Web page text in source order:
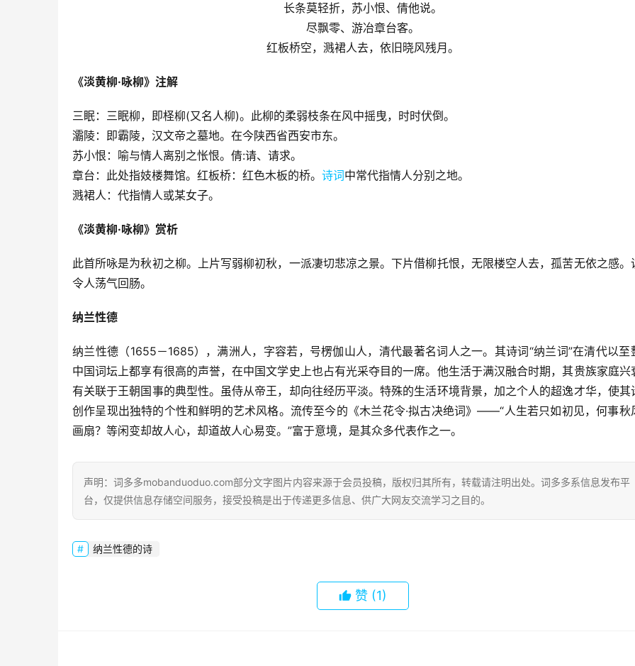
长条莫轻折，苏小恨、倩他说。
尽飘零、游冶章台客。
红板桥空，溅裙人去，依旧晓风残月。
《淡黄柳·咏柳》注解
三眠：三眠柳，即柽柳(又名人柳)。此柳的柔弱枝条在风中摇曳，时时伏倒。
灞陵：即霸陵，汉文帝之墓地。在今陕西省西安市东。
苏小恨：喻与情人离别之怅恨。倩:请、请求。
章台：此处指妓楼舞馆。红板桥：红色木板的桥。 诗词中常代指情人分别之地。
溅裙人：代指情人或某女子。
《淡黄柳·咏柳》赏析
此首所咏是为秋初之柳。上片写弱柳初秋，一派凄切悲凉之景。下片借柳托恨，无限楼空人去，孤苦无依之感。
令人荡气回肠。
纳兰性德
纳兰性德（1655－1685），满洲人，字容若，号楞伽山人，清代最著名词人之一。其诗词“纳兰词”在清代以至
中国词坛上都享有很高的声誉，在中国文学史上也占有光采夺目的一席。他生活于满汉融合时期，其贵族家庭兴
有关联于王朝国事的典型性。虽侍从帝王，却向往经历平淡。特殊的生活环境背景，加之个人的超逸才华，使其
创作呈现出独特的个性和鲜明的艺术风格。流传至今的《木兰花令·拟古决绝词》——“人生若只如初见，何事秋
画扇？等闲变却故人心，却道故人心易变。”富于意境，是其众多代表作之一。
声明：词多多mobanduoduo.com部分文字图片内容来源于会员投稿，版权归其所有，转载请注明出处。词多多系信息发布平
台，仅提供信息存储空间服务，接受投稿是出于传递更多信息、供广大网友交流学习之目的。
纳兰性德的诗
赞 (1)